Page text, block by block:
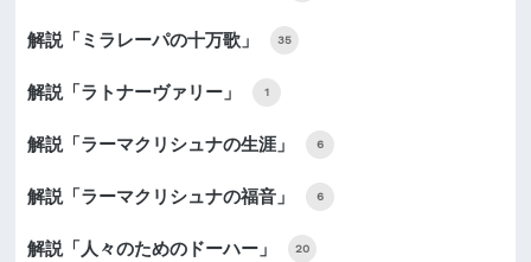
解説「ミラレーパの十万歌」 35
解説「ラトナーヴァリー」 1
解説「ラーマクリシュナの生涯」 6
解説「ラーマクリシュナの福音」 6
解説「人々のためのドーハー」 20